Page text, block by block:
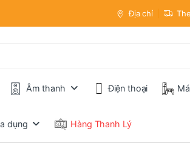
Địa chỉ
Âm thanh Điện thoại
dụng Hàng Thanh Lý